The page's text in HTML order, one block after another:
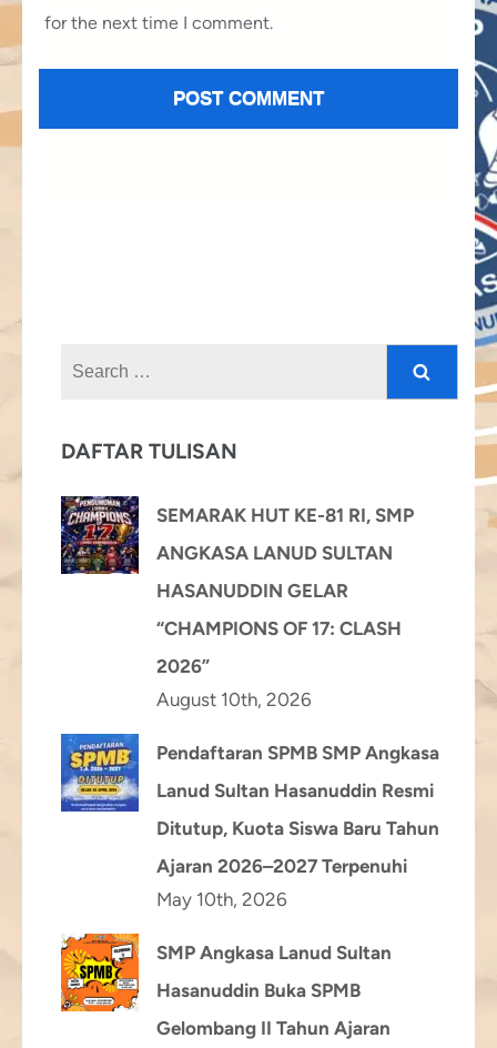
for the next time I comment.
DAFTAR TULISAN
SEMARAK HUT KE-81 RI, SMP
ANGKASA LANUD SULTAN
HASANUDDIN GELAR
“CHAMPIONS OF 17: CLASH
2026”
August 10th, 2026
Pendaftaran SPMB SMP Angkasa
Lanud Sultan Hasanuddin Resmi
Ditutup, Kuota Siswa Baru Tahun
Ajaran 2026–2027 Terpenuhi
May 10th, 2026
SMP Angkasa Lanud Sultan
Hasanuddin Buka SPMB
Gelombang II Tahun Ajaran